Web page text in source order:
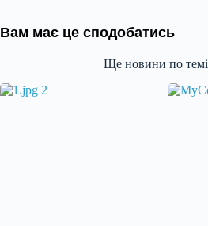
Вам має це сподобатись
Ще новини по темі